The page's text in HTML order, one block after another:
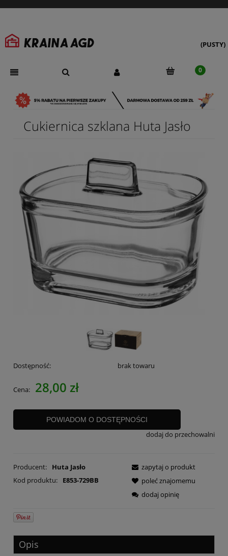
(PUSTY)
Cukiernica szklana Huta Jasło
Dostępność: brak towaru
Cena: 28,00 zł
POWIADOM O DOSTĘPNOŚCI
dodaj do przechowalni
Producent:
Huta Jasło
Kod produktu:
E853-729BB
zapytaj o produkt
poleć znajomemu
dodaj opinię
Opis